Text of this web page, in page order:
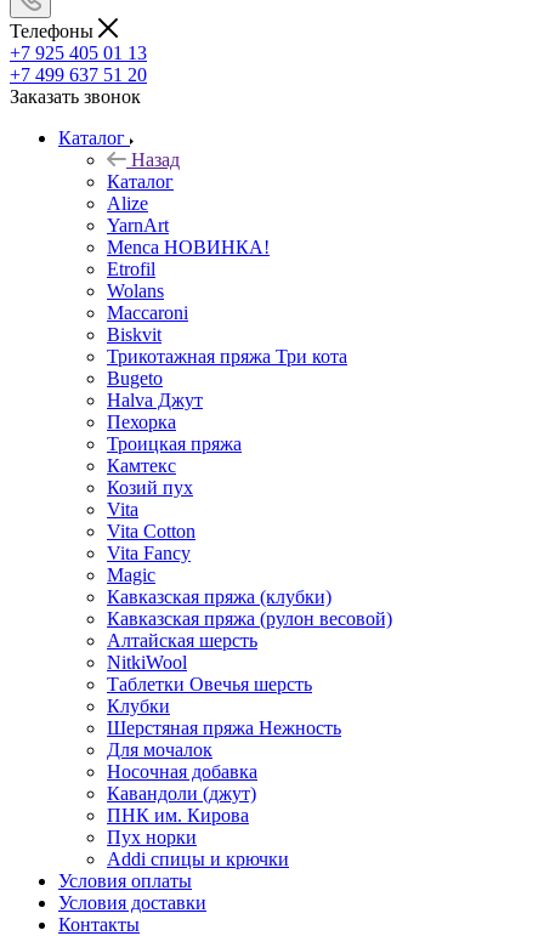
Телефоны
+7 925 405 01 13
+7 499 637 51 20
Заказать звонок
Каталог
Назад
Каталог
Alize
YarnArt
Menca НОВИНКА!
Etrofil
Wolans
Maccaroni
Biskvit
Трикотажная пряжа Три кота
Bugeto
Halva Джут
Пехорка
Троицкая пряжа
Камтекс
Козий пух
Vita
Vita Cotton
Vita Fancy
Magic
Кавказская пряжа (клубки)
Кавказская пряжа (рулон весовой)
Алтайская шерсть
NitkiWool
Таблетки Овечья шерсть
Клубки
Шерстяная пряжа Нежность
Для мочалок
Носочная добавка
Кавандоли (джут)
ПНК им. Кирова
Пух норки
Addi спицы и крючки
Условия оплаты
Условия доставки
Контакты